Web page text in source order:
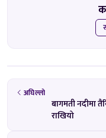
अघिल्लो
बागमती नदीमा
राखियो